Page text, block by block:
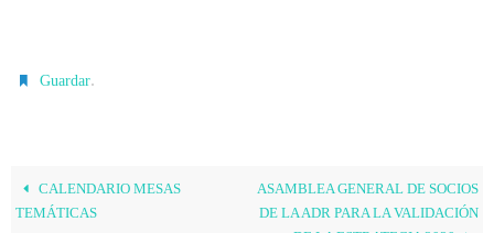
Guardar.
CALENDARIO MESAS
TEMÁTICAS
ASAMBLEA GENERAL DE SOCIOS
DE LA ADR PARA LA VALIDACIÓN